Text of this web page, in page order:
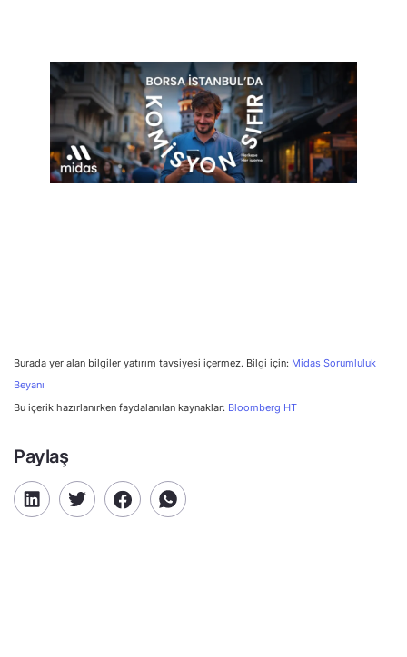
Burada yer alan bilgiler yatırım tavsiyesi içermez. Bilgi için: Midas Sorumluluk
Beyanı
Bu içerik hazırlanırken faydalanılan kaynaklar: Bloomberg HT
Paylaş